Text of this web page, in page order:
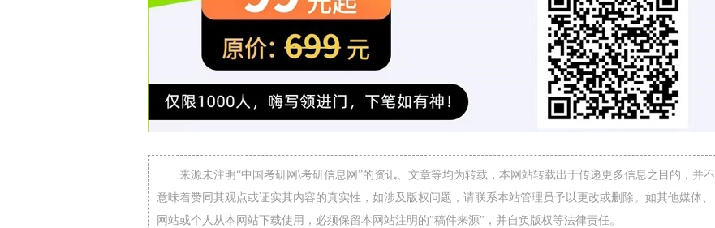
来源未注明“中国考研网\考研信息网”的资讯、文章等均为转载，本网站转载出于传递更多信息之目的，并不
意味着赞同其观点或证实其内容的真实性，如涉及版权问题，请联系本站管理员予以更改或删除。如其他媒体、
网站或个人从本网站下载使用，必须保留本网站注明的"稿件来源"，并自负版权等法律责任。